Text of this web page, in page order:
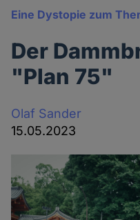
Eine Dystopie zum
Der
"Plan 75"
Olaf Sander
15.05.2023